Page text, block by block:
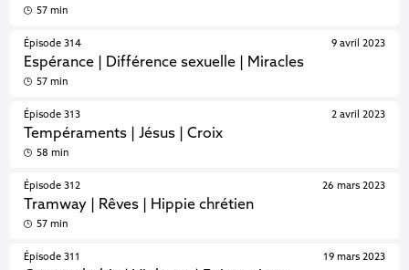
57 min
Épisode 314
Espérance | Différence sexuelle | Miracles
9 avril 2023
57 min
Épisode 313
Tempéraments | Jésus | Croix
2 avril 2023
58 min
Épisode 312
Tramway | Rêves | Hippie chrétien
26 mars 2023
57 min
Épisode 311 19 mars 2023